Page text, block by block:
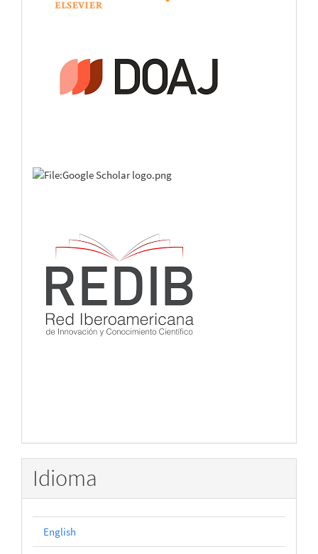
Idioma
English